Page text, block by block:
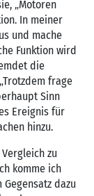
„Motoren
In meiner
und mache
Funktion wird
die
frage
Sinn
Ereignis für
hinzu.
zu
komme ich
dazu